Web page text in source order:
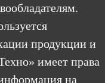
продукции и
имеет права
на